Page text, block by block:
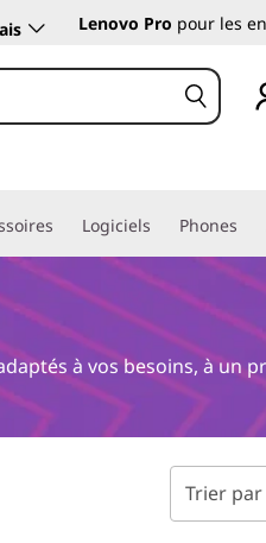
Lenovo Pro pour les
Logiciels Phones
à vos besoins, à un
Trier par